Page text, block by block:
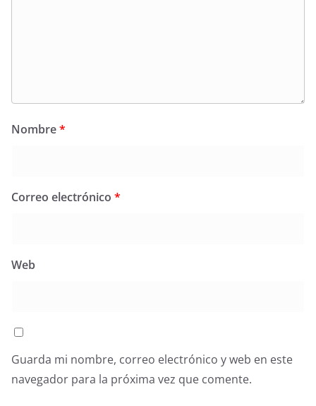
Nombre*
Correo electrónico *
Web
Guarda mi nombre, correo electrónico y web en este
navegador para la próxima vez que comente.